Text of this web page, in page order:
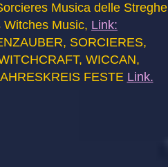
Musica delle Streghe
Music, Link:
SORCIERES,
WICCAN,
FESTE Link.